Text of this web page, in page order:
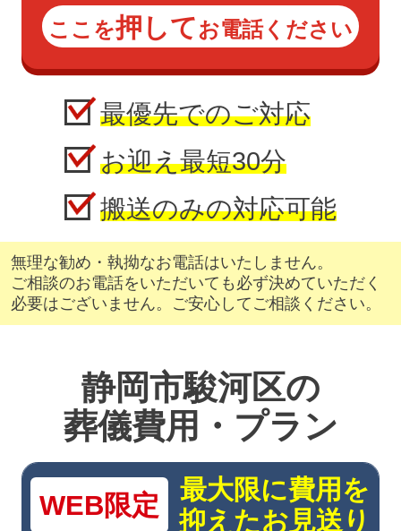
ここを押してお電話ください
最優先でのご対応
お迎え最短30分
搬送のみの対応可能
無理な勧め・執拗なお電話はいたしません。
ご相談のお電話をいただいても必ず決めていただく
必要はございません。ご安心してご相談ください。
静岡市駿河区の
葬儀費用・プラン
WEB限定
最大限に費用を
抑えたお見送り